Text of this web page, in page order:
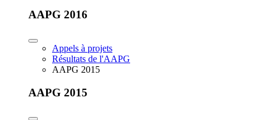
AAPG 2016
Appels à projets
Résultats de l'AAPG
AAPG 2015
AAPG 2015